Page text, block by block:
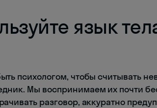
язык
психологом, чтобы считывать
Мы воспринимаем их почти
разговор, аккуратно